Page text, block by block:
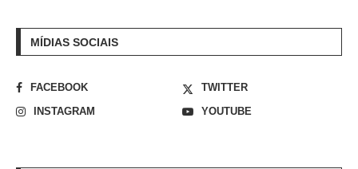
MÍDIAS SOCIAIS
FACEBOOK
TWITTER
INSTAGRAM
YOUTUBE